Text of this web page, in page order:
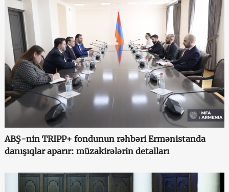
ABŞ-nin TRIPP+ fondunun rəhbəri Ermənistanda
danışıqlar aparır: müzakirələrin detalları